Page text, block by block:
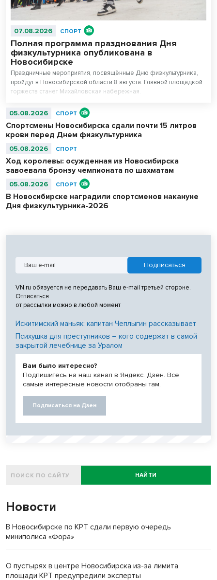
07.08.2026 СПОРТ
Полная программа празднования Дня
физкультурника опубликована в
Новосибирске
Праздничные мероприятия, посвящённые Дню физкультурника,
пройдут в Новосибирской области 8 августа. Главной площадкой
торжеств станет Михайловская набережная.
05.08.2026 СПОРТ
Спортсмены Новосибирска сдали почти 15 литров
крови перед Днем физкультурника
05.08.2026 СПОРТ
Ход королевы: осужденная из Новосибирска
завоевала бронзу чемпионата по шахматам
05.08.2026 СПОРТ
В Новосибирске наградили спортсменов накануне
Дня физкультурника-2026
VN.ru обязуется не передавать Ваш e-mail третьей стороне.
Отписаться
от рассылки можно в любой момент
Искитимский маньяк: капитан Чеплыгин рассказывает
Психушка для преступников – кого содержат в самой
закрытой лечебнице за Уралом
Вам было интересно?
Подпишитесь на наш канал в Яндекс. Дзен. Все
самые интересные новости отобраны там.
Подписаться на Дзен
НАЙТИ
Новости
В Новосибирске по КРТ сдали первую очередь
миниполиса «Фора»
О пустырях в центре Новосибирска из-за лимита
площади КРТ предупредили эксперты